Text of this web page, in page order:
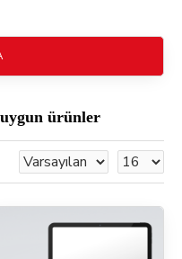
ürünler